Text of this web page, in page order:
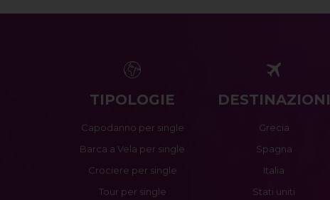
TIPOLOGIE
Capodanno per single
Barca a Vela per single
Crociere per single
Tour per single
DESTINAZIONI
Grecia
Spagna
Italia
Stati uniti